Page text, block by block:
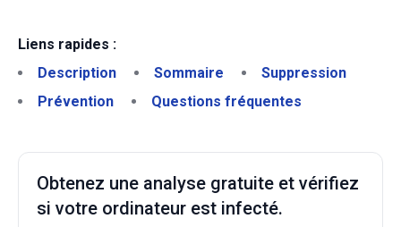
Liens rapides :
Description
Sommaire
Suppression
Prévention
Questions fréquentes
Obtenez une analyse gratuite et vérifiez
si votre ordinateur est infecté.